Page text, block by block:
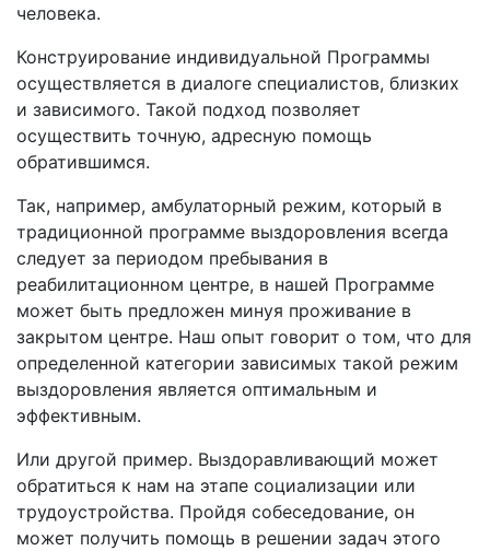
человека.
Конструирование индивидуальной Программы
осуществляется в диалоге специалистов, близких
и зависимого. Такой подход позволяет
осуществить точную, адресную помощь
обратившимся.
Так, например, амбулаторный режим, который в
традиционной программе выздоровления всегда
следует за периодом пребывания в
реабилитационном центре, в нашей Программе
может быть предложен минуя проживание в
закрытом центре. Наш опыт говорит о том, что для
определенной категории зависимых такой режим
выздоровления является оптимальным и
эффективным.
Или другой пример. Выздоравливающий может
обратиться к нам на этапе социализации или
трудоустройства. Пройдя собеседование, он
может получить помощь в решении задач этого